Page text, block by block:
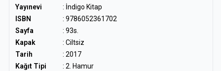
Zweig, olağanüstü gözlem yeteneği ve güçlü cümleleri ile bir
kadının kalbinin derinliklerine inerek, aşk ve tutku kavramlarını
yeniden sorgulatıyor.
Yayınevi
: İndigo Kitap
ISBN
: 9786052361702
Sayfa
: 93s.
Kapak
: Ciltsiz
Tarih
: 2017
Kağıt Tipi
: 2. Hamur